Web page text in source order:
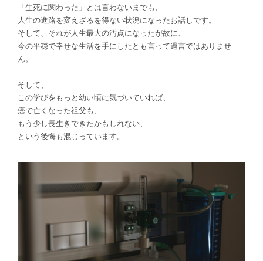
「生死に関わった」とは言わないまでも、
人生の進路を変えざるを得ない状況になったお話しです。
そして、それが人生最大の汚点になったが故に、
今の平穏で幸せな生活を手にしたとも言って過言ではありませ
ん。
そして、
この学びをもっと幼い頃に気づいていれば、
癌で亡くなった祖父も、
もう少し長生きできたかもしれない、
という後悔も混じっています。